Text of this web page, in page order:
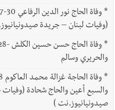
*
(وفيات لبنان – جريدة
*
والحريري وسالم
*
والسبع أعين والحاج شحادة
صيدونيانيوز.نت )